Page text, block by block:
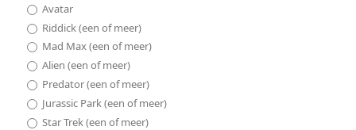
Avatar
Riddick (een of meer)
Mad Max (een of meer)
Alien (een of meer)
Predator (een of meer)
Jurassic Park (een of meer)
Star Trek (een of meer)